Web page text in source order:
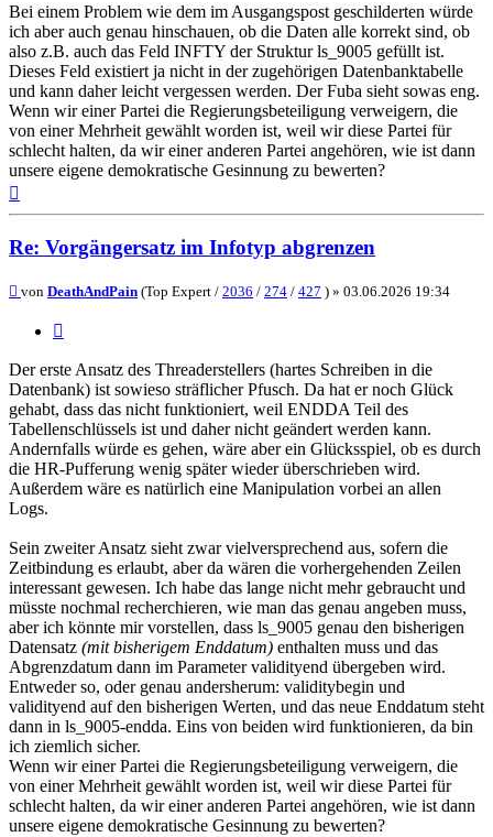
Bei einem Problem wie dem im Ausgangspost geschilderten würde
ich aber auch genau hinschauen, ob die Daten alle korrekt sind, ob
also z.B. auch das Feld INFTY der Struktur ls_9005 gefüllt ist.
Dieses Feld existiert ja nicht in der zugehörigen Datenbanktabelle
und kann daher leicht vergessen werden. Der Fuba sieht sowas eng.
Wenn wir einer Partei die Regierungsbeteiligung verweigern, die
von einer Mehrheit gewählt worden ist, weil wir diese Partei für
schlecht halten, da wir einer anderen Partei angehören, wie ist dann
unsere eigene demokratische Gesinnung zu bewerten?
Re: Vorgängersatz im Infotyp abgrenzen
Beitrag
von DeathAndPain (Top Expert / 2036 / 274 / 427 ) » 03.06.2026 19:34
Der erste Ansatz des Threaderstellers (hartes Schreiben in die
Datenbank) ist sowieso sträflicher Pfusch. Da hat er noch Glück
gehabt, dass das nicht funktioniert, weil ENDDA Teil des
Tabellenschlüssels ist und daher nicht geändert werden kann.
Andernfalls würde es gehen, wäre aber ein Glücksspiel, ob es durch
die HR-Pufferung wenig später wieder überschrieben wird.
Außerdem wäre es natürlich eine Manipulation vorbei an allen
Logs.
Sein zweiter Ansatz sieht zwar vielversprechend aus, sofern die
Zeitbindung es erlaubt, aber da wären die vorhergehenden Zeilen
interessant gewesen. Ich habe das lange nicht mehr gebraucht und
müsste nochmal recherchieren, wie man das genau angeben muss,
aber ich könnte mir vorstellen, dass ls_9005 genau den bisherigen
Datensatz (mit bisherigem Enddatum) enthalten muss und das
Abgrenzdatum dann im Parameter validityend übergeben wird.
Entweder so, oder genau andersherum: validitybegin und
validityend auf den bisherigen Werten, und das neue Enddatum steht
dann in ls_9005-endda. Eins von beiden wird funktionieren, da bin
ich ziemlich sicher.
Wenn wir einer Partei die Regierungsbeteiligung verweigern, die
von einer Mehrheit gewählt worden ist, weil wir diese Partei für
schlecht halten, da wir einer anderen Partei angehören, wie ist dann
unsere eigene demokratische Gesinnung zu bewerten?